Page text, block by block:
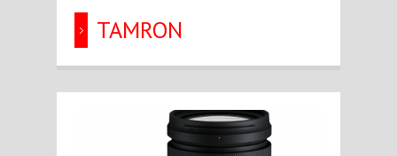
TAMRON